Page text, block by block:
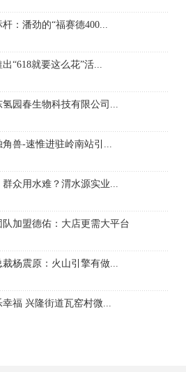
：潘劲的“福赛德400...
“618就要这么花”活...
园春生物科技有限公司...
兽-速惟进驻岭南站引...
众用水难？渭水源实业...
队加盟德佑：大店更需大平台
杨震原：火山引擎有做...
福 兴隆街道瓦窑村微...